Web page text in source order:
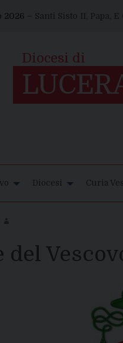
2026 – Santi Sisto II, Papa,
Diocesi Curia
del